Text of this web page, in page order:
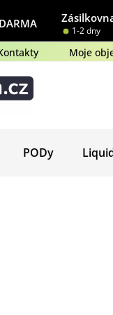
1-2 dny
Moje
PODy